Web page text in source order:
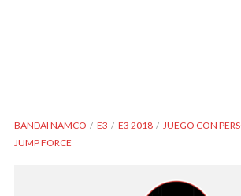
BANDAI NAMCO E3 E3 2018
JUEGO CON
JUMP FORCE